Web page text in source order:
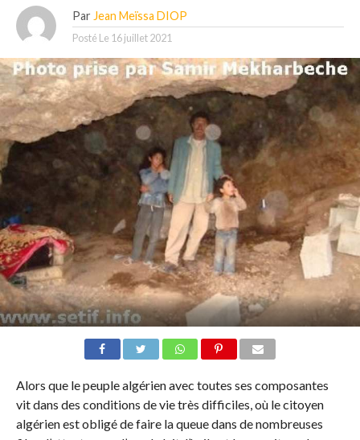
Par Jean Meïssa DIOP
Posté Le 16 juillet 2021
Alors que le peuple algérien avec toutes ses composantes
vit dans des conditions de vie très difficiles, où le citoyen
algérien est obligé de faire la queue dans de nombreuses